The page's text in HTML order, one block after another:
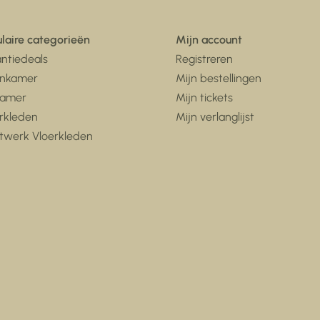
categorieën
Vloerkleden
Mijn account
Registreren
Mijn bestellingen
Mijn tickets
Mijn verlanglijst